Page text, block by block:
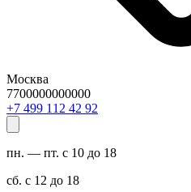
Москва
7700000000000
29 24 211 994 7+
пн. — пт. с 10 до 18
сб. с 12 до 18